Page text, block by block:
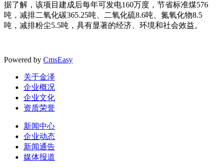
据了解，该项目建成后每年可发电160万度，节省标准煤576
吨，减排二氧化碳365.25吨、二氧化硫8.6吨、氮氧化物8.5
吨，减排粉尘5.5吨，具有显著的经济、环境和社会效益。
Powered by CmsEasy
关于金泽
企业概况
企业文化
资质荣誉
新闻中心
企业动态
新闻通告
媒体报道